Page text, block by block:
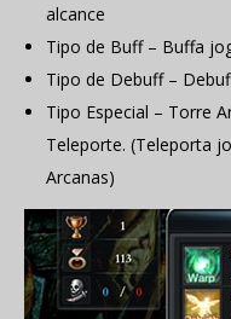
alcance
Tipo de Buff – Buffa
Tipo de Debuff –
Tipo Especial – Torre
Teleporte. (Teleporta
Arcanas)